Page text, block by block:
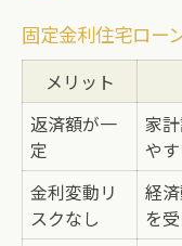
固定金利住宅ロー
メリット
返済額が一
定
家
や
金利変動リ
スクなし
経
を